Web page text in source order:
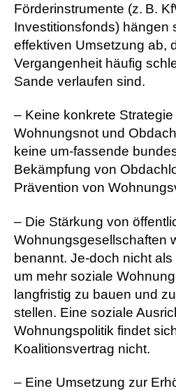
Förderinstrumente (z. B.
Investitionsfonds) hängen
effektiven Umsetzung ab,
Vergangenheit häufig
Sande verlaufen sind.
– Keine konkrete
Wohnungsnot und
keine um-fassende
Bekämpfung von
Prävention von
– Die Stärkung von
Wohnungsgesellschaften
benannt. Je-doch nicht
um mehr soziale
langfristig zu bauen und
stellen. Eine soziale
Wohnungspolitik findet
Koalitionsvertrag nicht.
– Eine Umsetzung zur